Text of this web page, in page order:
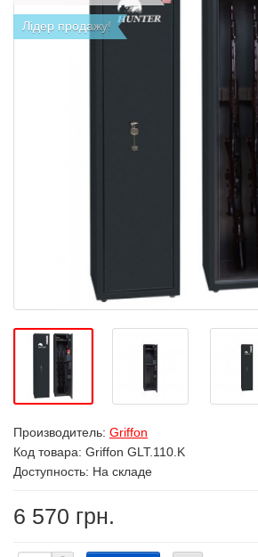
Лідер продажу!
Производитель: Griffon
Код товара: Griffon GLT.110.K
Доступность: На складе
6 570 грн.